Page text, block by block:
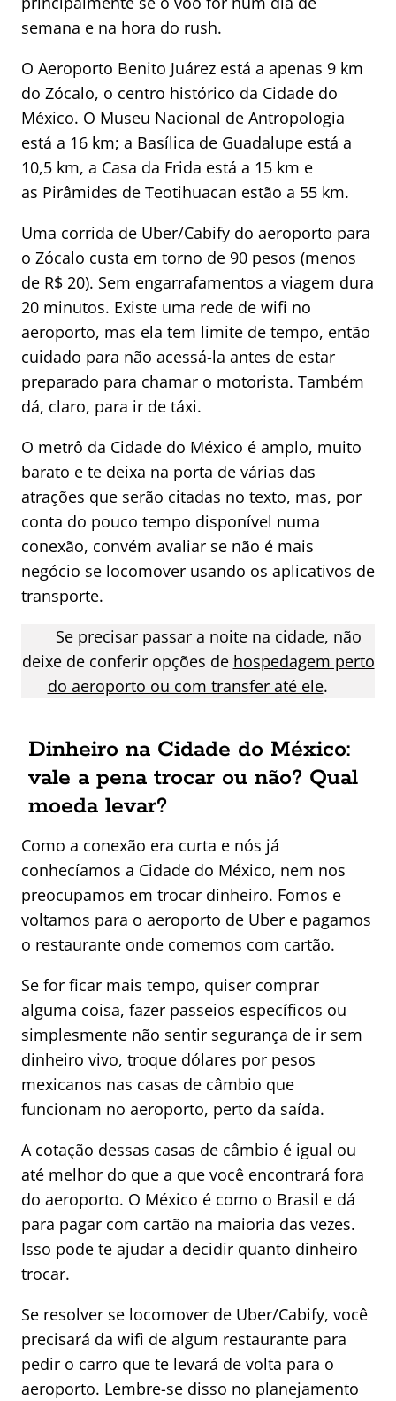
semana e na hora do rush.
O Aeroporto Benito Juárez está a apenas 9 km
do Zócalo, o centro histórico da Cidade do
México. O Museu Nacional de Antropologia
está a 16 km; a Basílica de Guadalupe está a
10,5 km, a Casa da Frida está a 15 km e
as Pirâmides de Teotihuacan estão a 55 km.
Uma corrida de Uber/Cabify do aeroporto para
o Zócalo custa em torno de 90 pesos (menos
de R$ 20). Sem engarrafamentos a viagem dura
20 minutos. Existe uma rede de wifi no
aeroporto, mas ela tem limite de tempo, então
cuidado para não acessá-la antes de estar
preparado para chamar o motorista. Também
dá, claro, para ir de táxi.
O metrô da Cidade do México é amplo, muito
barato e te deixa na porta de várias das
atrações que serão citadas no texto, mas, por
conta do pouco tempo disponível numa
conexão, convém avaliar se não é mais
negócio se locomover usando os aplicativos de
transporte.
Se precisar passar a noite na cidade, não
deixe de conferir opções de hospedagem perto
do aeroporto ou com transfer até ele.
Dinheiro na Cidade do México:
vale a pena trocar ou não? Qual
moeda levar?
Como a conexão era curta e nós já
conhecíamos a Cidade do México, nem nos
preocupamos em trocar dinheiro. Fomos e
voltamos para o aeroporto de Uber e pagamos
o restaurante onde comemos com cartão.
Se for ficar mais tempo, quiser comprar
alguma coisa, fazer passeios específicos ou
simplesmente não sentir segurança de ir sem
dinheiro vivo, troque dólares por pesos
mexicanos nas casas de câmbio que
funcionam no aeroporto, perto da saída.
A cotação dessas casas de câmbio é igual ou
até melhor do que a que você encontrará fora
do aeroporto. O México é como o Brasil e dá
para pagar com cartão na maioria das vezes.
Isso pode te ajudar a decidir quanto dinheiro
trocar.
Se resolver se locomover de Uber/Cabify, você
precisará da wifi de algum restaurante para
pedir o carro que te levará de volta para o
aeroporto. Lembre-se disso no planejamento